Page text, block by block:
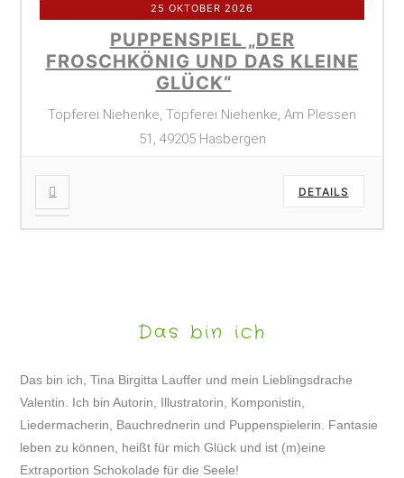
25 OKTOBER 2026
PUPPENSPIEL „DER
FROSCHKÖNIG UND DAS KLEINE
GLÜCK“
Töpferei Niehenke, Töpferei Niehenke, Am Plessen
51, 49205 Hasbergen
DETAILS
Das bin ich
Das bin ich, Tina Birgitta Lauffer und mein Lieblingsdrache
Valentin. Ich bin Autorin, Illustratorin, Komponistin,
Liedermacherin, Bauchrednerin und Puppenspielerin. Fantasie
leben zu können, heißt für mich Glück und ist (m)eine
Extraportion Schokolade für die Seele!